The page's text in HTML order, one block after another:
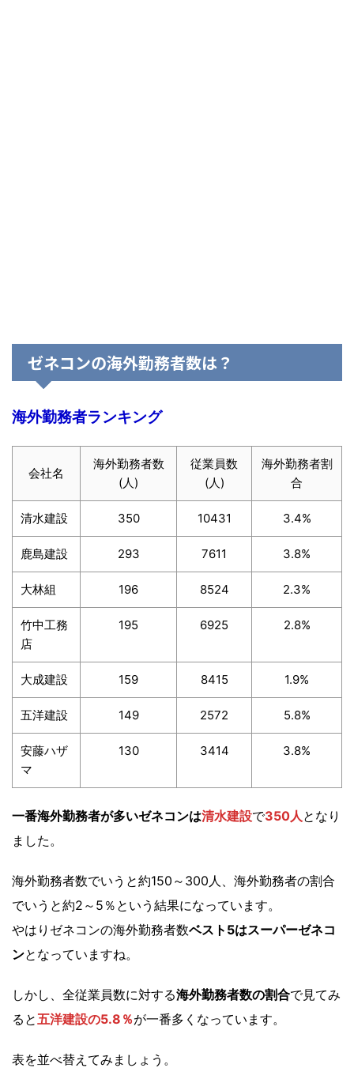
ゼネコンの海外勤務者数は？
海外勤務者ランキング
会社名
海外勤務者数
(人)
従業員数
(人)
海外勤務者割
合
清水建設 350 10431 3.4%
鹿島建設 293 7611 3.8%
大林組 196 8524 2.3%
竹中工務
店
195 6925 2.8%
大成建設 159 8415 1.9%
五洋建設 149 2572 5.8%
安藤ハザ
マ
130 3414 3.8%
一番海外勤務者が多いゼネコンは清水建設で350人となり
ました。
海外勤務者数でいうと約150～300人、海外勤務者の割合
でいうと約2～5％という結果になっています。
やはりゼネコンの海外勤務者数ベスト5はスーパーゼネコ
ンとなっていますね。
しかし、全従業員数に対する海外勤務者数の割合で見てみ
ると五洋建設の5.8％が一番多くなっています。
表を並べ替えてみましょう。